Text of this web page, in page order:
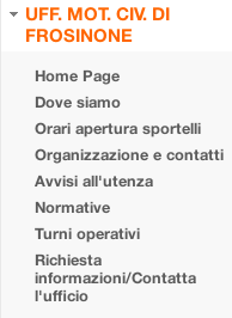
UFF. MOT. CIV. DI
FROSINONE
Home Page
Dove siamo
Orari apertura sportelli
Organizzazione e contatti
Avvisi all'utenza
Normative
Turni operativi
Richiesta
informazioni/Contatta
l'ufficio